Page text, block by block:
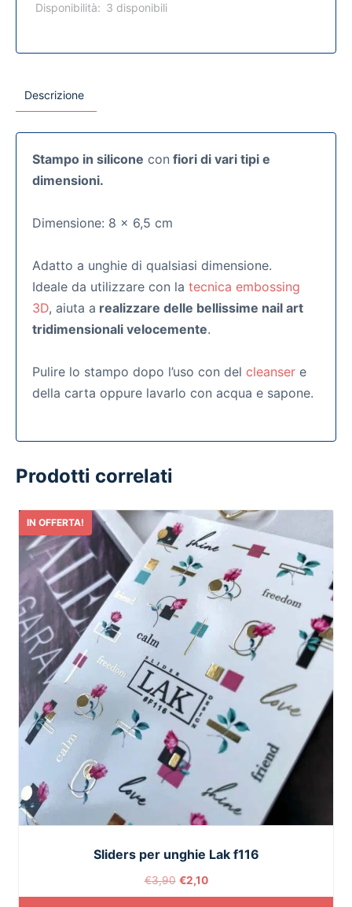
Disponibilità: 3 disponibili
Descrizione
Stampo in silicone con fiori di vari tipi e
dimensioni.
Dimensione: 8 x 6,5 cm
Adatto a unghie di qualsiasi dimensione.
Ideale da utilizzare con la tecnica embossing
3D, aiuta a realizzare delle bellissime nail art
tridimensionali velocemente.
Pulire lo stampo dopo l’uso con del cleanser e
della carta oppure lavarlo con acqua e sapone.
Prodotti correlati
IN OFFERTA!
Sliders per unghie Lak f116
€3,90 €2,10